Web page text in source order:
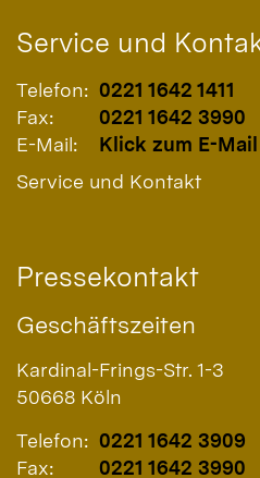
Service und
Telefon: 0221 1642 1411
Fax:
0221 1642 3990
E-Mail:
Klick zum E-
Service und Kontakt
Pressekontakt
Geschäftszeiten
Kardinal-Frings-Str. 1-3
50668 Köln
Telefon: 0221 1642 3909
Fax:
0221 1642 3990